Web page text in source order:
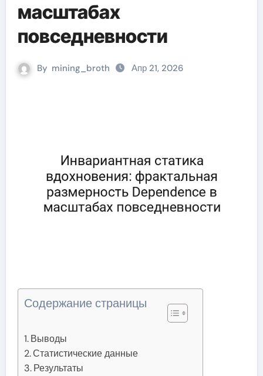
масштабах
повседневности
By mining_broth Апр 21, 2026
Содержание страницы
Выводы
Статистические данные
Результаты